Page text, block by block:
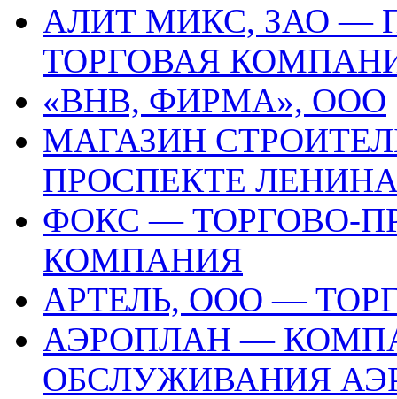
АЛИТ МИКС, ЗАО —
ТОРГОВАЯ
«ВНВ, ФИРМА», ООО
МАГАЗИН
ПРОСПЕКТЕ
ФОКС — ТОРГОВО-
КОМПАНИЯ
АРТЕЛЬ, ООО —
АЭРОПЛАН —
ОБСЛУЖИВАНИЯ